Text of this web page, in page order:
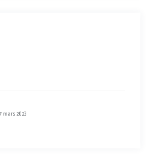
mars 2023